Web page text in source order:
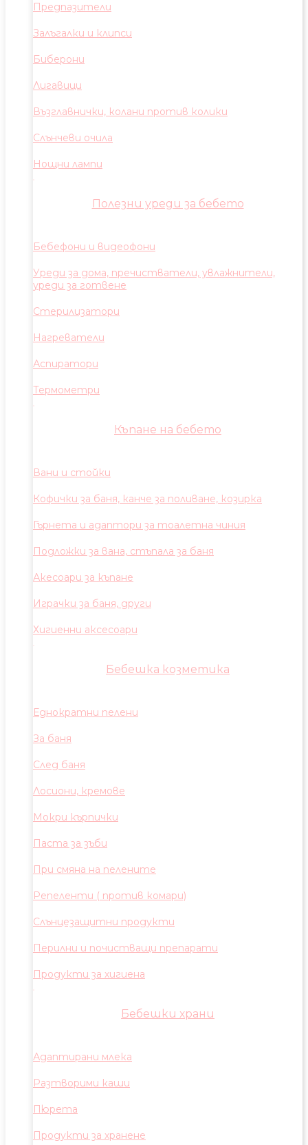
Предпазители
Залъгалки и клипси
Биберони
Лигавици
Възглавнички, колани против колики
Слънчеви очила
Нощни лампи
Полезни уреди за бебето
Бебефони и видеофони
Уреди за дома, пречистватели, увлажнители,
уреди за готвене
Стерилизатори
Нагреватели
Аспиратори
Термометри
Къпане на бебето
Вани и стойки
Кофички за баня, канче за поливане, козирка
Гърнета и адаптори за тоалетна чиния
Подложки за вана, стъпала за баня
Акесоари за къпане
Играчки за баня, други
Хигиенни аксесоари
Бебешка козметика
Еднократни пелени
За баня
След баня
Лосиони, кремове
Мокри кърпички
Паста за зъби
При смяна на пелените
Репеленти ( против комари)
Слънцезащитни продукти
Перилни и почистващи препарати
Продукти за хигиена
Бебешки храни
Адаптирани млека
Разтворими каши
Пюрета
Продукти за хранене